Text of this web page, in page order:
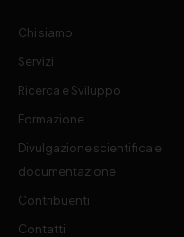
Chi siamo
Servizi
Ricerca e Sviluppo
Formazione
Divulgazione scientifica e
documentazione
Contribuenti
Contatti